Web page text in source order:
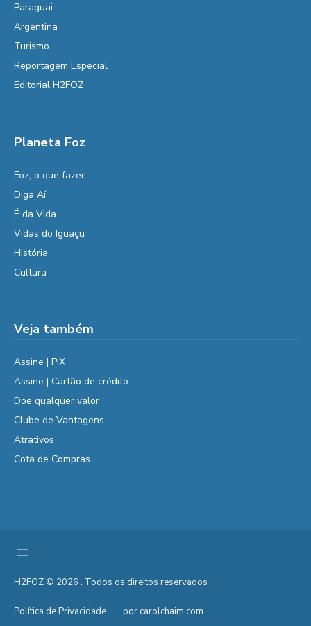
Paraguai
Argentina
Turismo
Reportagem Especial
Editorial H2FOZ
Planeta Foz
Foz, o que fazer
Diga Aí
É da Vida
Vidas do Iguaçu
História
Cultura
Veja também
Assine | PIX
Assine | Cartão de crédito
Doe qualquer valor
Clube de Vantagens
Atrativos
Cota de Compras
H2FOZ © 2026 . Todos os direitos reservados
Política de Privacidade por carolchaim.com